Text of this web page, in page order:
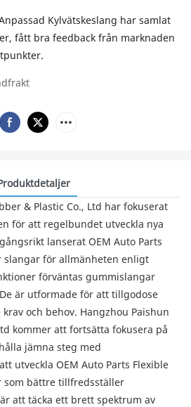
Kylvätskeslang har samlat
fått bra feedback från marknaden
& Plastic Co., Ltd har fokuserat
för att regelbundet utveckla nya
lanserat OEM Auto Parts
slangar för allmänheten enligt
förväntas gummislangar
är utformade för att tillgodose
och behov. Hangzhou Paishun
kommer att fortsätta fokusera på
jämna steg med
utveckla OEM Auto Parts Flexible
som bättre tillfredsställer
att täcka ett brett spektrum av